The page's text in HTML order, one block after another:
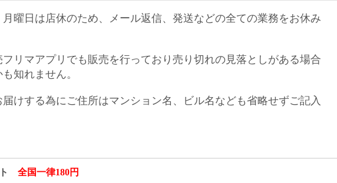
月曜日は店休のため、メール返信、発送などの全ての業務をお休み
フリマアプリでも販売を行っており売り切れの見落としがある場合
知れません。
届けする為にご住所はマンション名、ビル名なども省略せずご記入
ト 全国一律180円